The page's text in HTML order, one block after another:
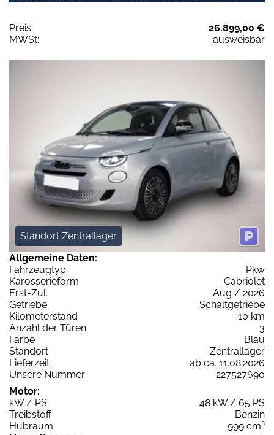
Preis:
26.899,00 €
MWSt:
ausweisbar
Standort Zentrallager
Allgemeine Daten:
Fahrzeugtyp
Pkw
Karosserieform
Cabriolet
Erst-Zul.
Aug / 2026
Getriebe
Schaltgetriebe
Kilometerstand
10 km
Anzahl der Türen
3
Farbe
Blau
Standort
Zentrallager
Lieferzeit
ab ca. 11.08.2026
Unsere Nummer
227527690
Motor:
kW / PS
48 kW / 65 PS
Treibstoff
Benzin
Hubraum
999 cm³